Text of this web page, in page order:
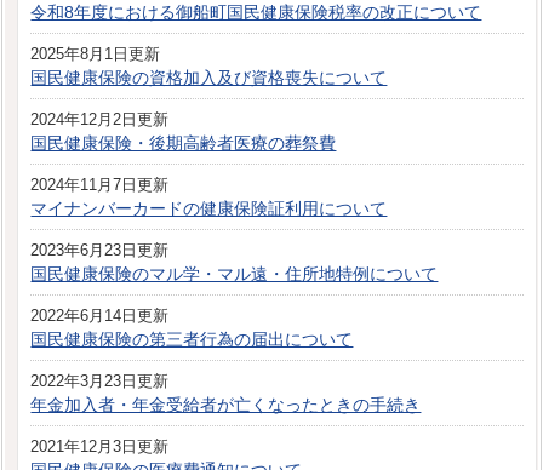
令和8年度における御船町国民健康保険税率の改正について
2025年8月1日更新
国民健康保険の資格加入及び資格喪失について
2024年12月2日更新
国民健康保険・後期高齢者医療の葬祭費
2024年11月7日更新
マイナンバーカードの健康保険証利用について
2023年6月23日更新
国民健康保険のマル学・マル遠・住所地特例について
2022年6月14日更新
国民健康保険の第三者行為の届出について
2022年3月23日更新
年金加入者・年金受給者が亡くなったときの手続き
2021年12月3日更新